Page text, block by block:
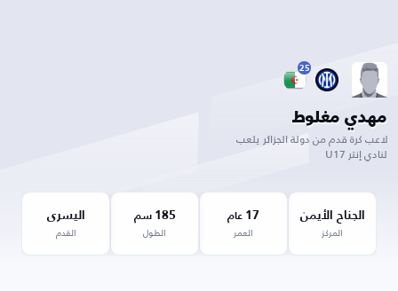
25
مهدي مغلوط
لاعب كرة قدم من دولة الجزائر يلعب
لنادي إنتر U17
الجناح الأيمن
المركز
17 عام
العمر
185 سم
الطول
اليسرى
القدم